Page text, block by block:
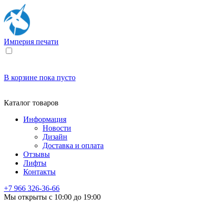
Империя печати
В корзине пока пусто
Каталог товаров
Информация
Новости
Дизайн
Доставка и оплата
Отзывы
Лифты
Контакты
+7 966 326-36-66
Мы открыты с 10:00 до 19:00